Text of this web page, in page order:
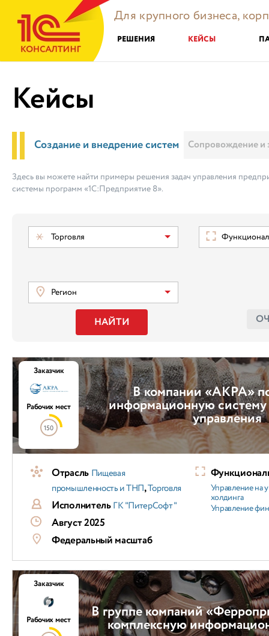
Для крупного бизнеса,
РЕШЕНИЯ КЕЙСЫ
Кейсы
Создание и внедрение систем Сопровождение и
Здесь вы можете найти примеры решения задач управления
системы программ «1С:Предприятие 8».
Торговля
Регион
НАЙТИ
В компании «АКРА»
информационную систему
управления
Заказчик
Рабочих мест
150
Отрасль Пищевая
промышленность и ТНП,Торговля
ИсполнительГК "ПитерСофт"
Август 2025
Федеральный масштаб
Управление на
холдинга
Управление
В группе компаний
комплексную
Заказчик
Рабочих мест